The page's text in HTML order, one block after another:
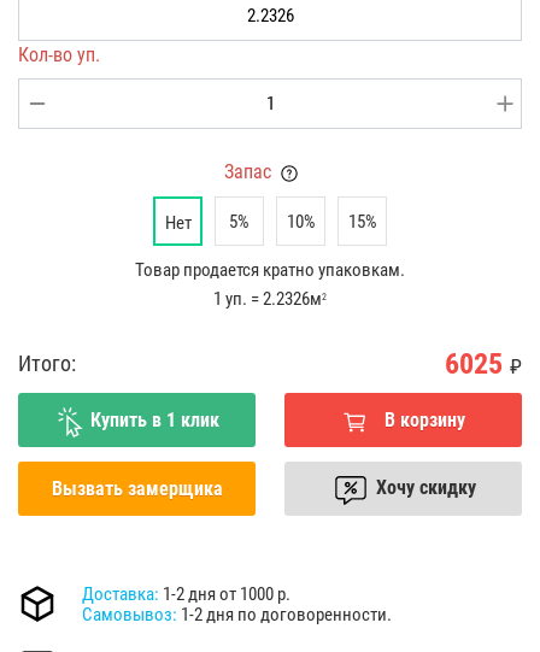
Кол-во уп.
Запас
Нет 5% 10% 15%
Товар продается кратно упаковкам.
1 уп. = 2.2326м2
Итого: 6025 ₽
Купить в 1 клик В корзину
Вызвать замерщика Хочу скидку
Доставка: 1-2 дня от 1000 р.
Самовывоз: 1-2 дня по договоренности.